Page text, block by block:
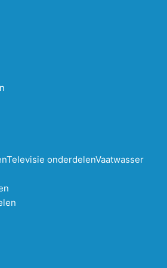
Televisie onderdelenVaatwasser